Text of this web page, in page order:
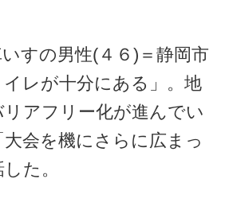
すの男性(４６)＝静岡市
イレが十分にある」。地
アフリー化が進んでい
会を機にさらに広まっ
た。